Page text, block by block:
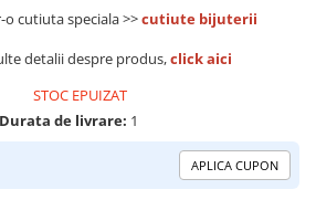
cutiuta speciala >>cutiute bijuterii
detalii despre produs,click aici
STOC EPUIZAT
Durata de livrare: 1
APLICA CUPON